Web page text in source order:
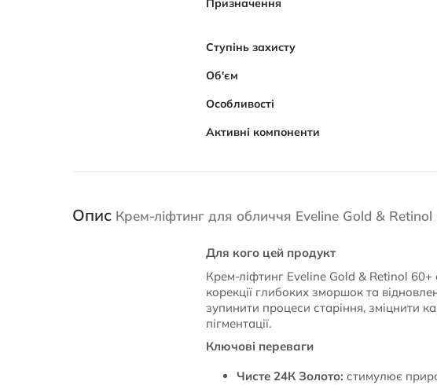
Призначення
Ступінь захисту
Об'єм
Особливості
Активні компоненти
Опис Крем-ліфтинг для обличчя Eveline Gold &
Для кого цей продукт
Крем-ліфтинг Eveline Gold & Retinol 60+
корекції глибоких зморшок та
зупинити процеси старіння, зміцнити
пігментації.
Ключові переваги
Чисте 24К Золото: стимулює